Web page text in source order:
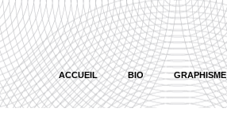
ACCUEIL BIO GRAPHISME